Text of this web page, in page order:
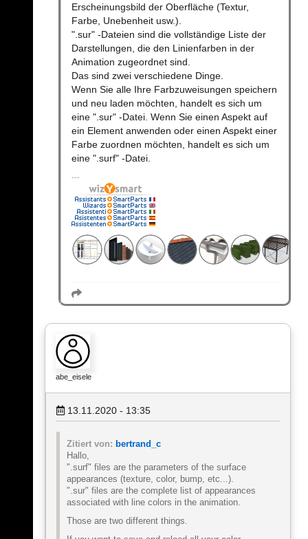
Erscheinungsbild der Oberfläche (Textur,
Farbe, Unebenheit usw.).
".sur" -Dateien sind die vollständige Liste der
Darstellungen, die den Linienfarben in der
Animation zugeordnet sind.
Das sind zwei verschiedene Dinge.
Wenn Sie alle Ihre Farbzuweisungen speichern
und neu laden möchten, handelt es sich um
eine ".sur" -Datei. Wenn Sie einen Aspekt auf
ein Element anwenden oder einen Aspekt einer
Farbe zuordnen möchten, handelt es sich um
eine ".surf" -Datei.
abe_eisele
13.11.2020 - 13:35
Zitiert von: bertrand_c
Hallo,
".surf" files are the parameters of the surface
appearances (texture, color, bump, etc...).
".sur" files are the complete list of appearances
associated with line colors in the animation.
Those are two different things.